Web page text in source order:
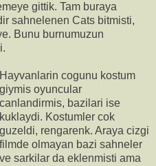
gittik. Tam buraya
sahnelenen Cats bitmisti,
Bunu burnumuzun
Hayvanlarin cogunu kostum
giymis oyuncular
canlandirmis, bazilari ise
kuklaydi. Kostumler cok
guzeldi, rengarenk. Araya cizgi
filmde olmayan bazi sahneler
ve sarkilar da eklenmisti ama